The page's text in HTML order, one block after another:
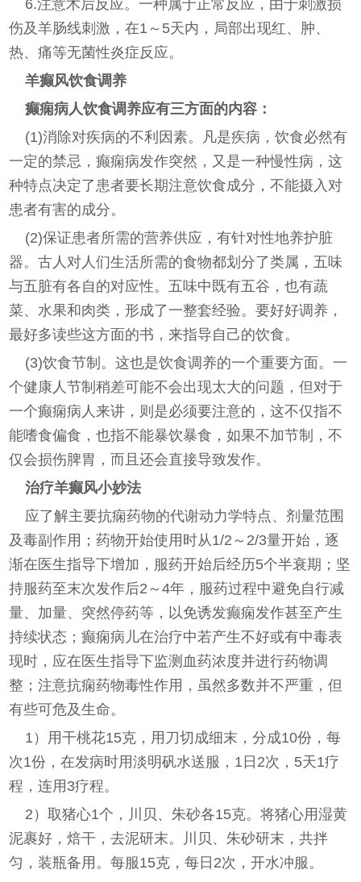
6.注意术后反应。一种属于正常反应，由于刺激损
伤及羊肠线刺激，在1～5天内，局部出现红、肿、
热、痛等无菌性炎症反应。
羊癫风饮食调养
癫痫病人饮食调养应有三方面的内容：
(1)消除对疾病的不利因素。凡是疾病，饮食必然有
一定的禁忌，癫痫病发作突然，又是一种慢性病，这
种特点决定了患者要长期注意饮食成分，不能摄入对
患者有害的成分。
(2)保证患者所需的营养供应，有针对性地养护脏
器。古人对人们生活所需的食物都划分了类属，五味
与五脏有各自的对应性。五味中既有五谷，也有蔬
菜、水果和肉类，形成了一整套经验。要好好调养，
最好多读些这方面的书，来指导自己的饮食。
(3)饮食节制。这也是饮食调养的一个重要方面。一
个健康人节制稍差可能不会出现太大的问题，但对于
一个癫痫病人来讲，则是必须要注意的，这不仅指不
能嗜食偏食，也指不能暴饮暴食，如果不加节制，不
仅会损伤脾胃，而且还会直接导致发作。
治疗羊癫风小妙法
应了解主要抗痫药物的代谢动力学特点、剂量范围
及毒副作用；药物开始使用时从1/2～2/3量开始，逐
渐在医生指导下增加，服药开始后经历5个半衰期；坚
持服药至末次发作后2～4年，服药过程中避免自行减
量、加量、突然停药等，以免诱发癫痫发作甚至产生
持续状态；癫痫病儿在治疗中若产生不好或有中毒表
现时，应在医生指导下监测血药浓度并进行药物调
整；注意抗痫药物毒性作用，虽然多数并不严重，但
有些可危及生命。
1）用干桃花15克，用刀切成细末，分成10份，每
次1份，在发病时用淡明矾水送服，1日2次，5天1疗
程，连用3疗程。
2）取猪心1个，川贝、朱砂各15克。将猪心用湿黄
泥裹好，焙干，去泥研末。川贝、朱砂研末，共拌
匀，装瓶备用。每服15克，每日2次，开水冲服。